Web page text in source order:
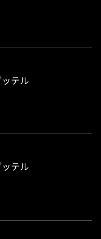
テル
テル